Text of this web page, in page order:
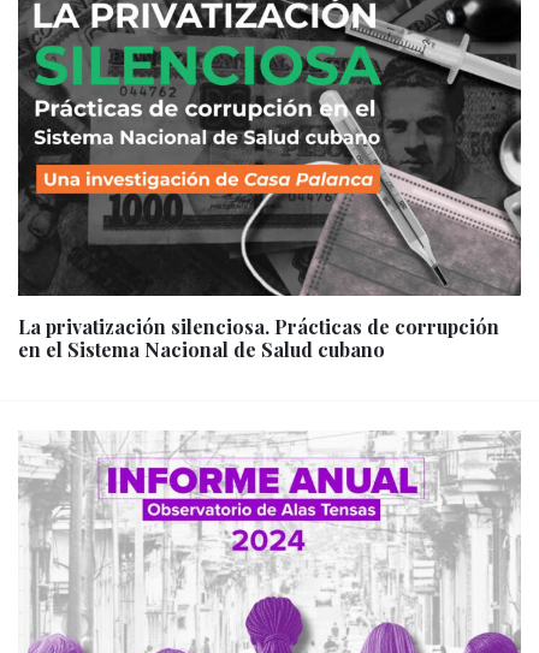
La privatización silenciosa. Prácticas de corrupción
en el Sistema Nacional de Salud cubano